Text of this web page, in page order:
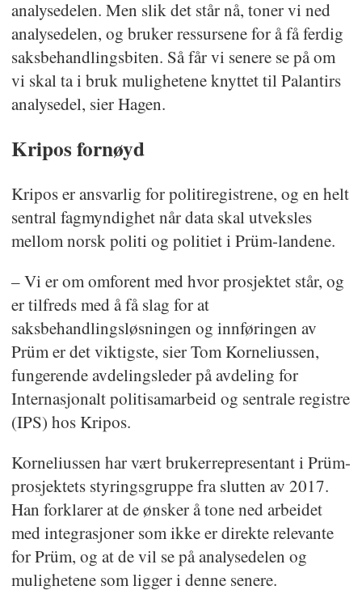
analysedelen. Men slik det står nå, toner vi ned
analysedelen, og bruker ressursene for å få ferdig
saksbehandlingsbiten. Så får vi senere se på om
vi skal ta i bruk mulighetene knyttet til Palantirs
analysedel, sier Hagen.
Kripos fornøyd
Kripos er ansvarlig for politiregistrene, og en helt
sentral fagmyndighet når data skal utveksles
mellom norsk politi og politiet i Prüm-landene.
– Vi er om omforent med hvor prosjektet står, og
er tilfreds med å få slag for at
saksbehandlingsløsningen og innføringen av
Prüm er det viktigste, sier Tom Korneliussen,
fungerende avdelingsleder på avdeling for
Internasjonalt politisamarbeid og sentrale registre
(IPS) hos Kripos.
Korneliussen har vært brukerrepresentant i Prüm-
prosjektets styringsgruppe fra slutten av 2017.
Han forklarer at de ønsker å tone ned arbeidet
med integrasjoner som ikke er direkte relevante
for Prüm, og at de vil se på analysedelen og
mulighetene som ligger i denne senere.